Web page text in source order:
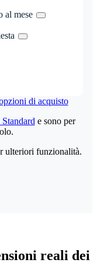
al mese
di acquisto
e sono per
ulteriori funzionalità.
reali dei